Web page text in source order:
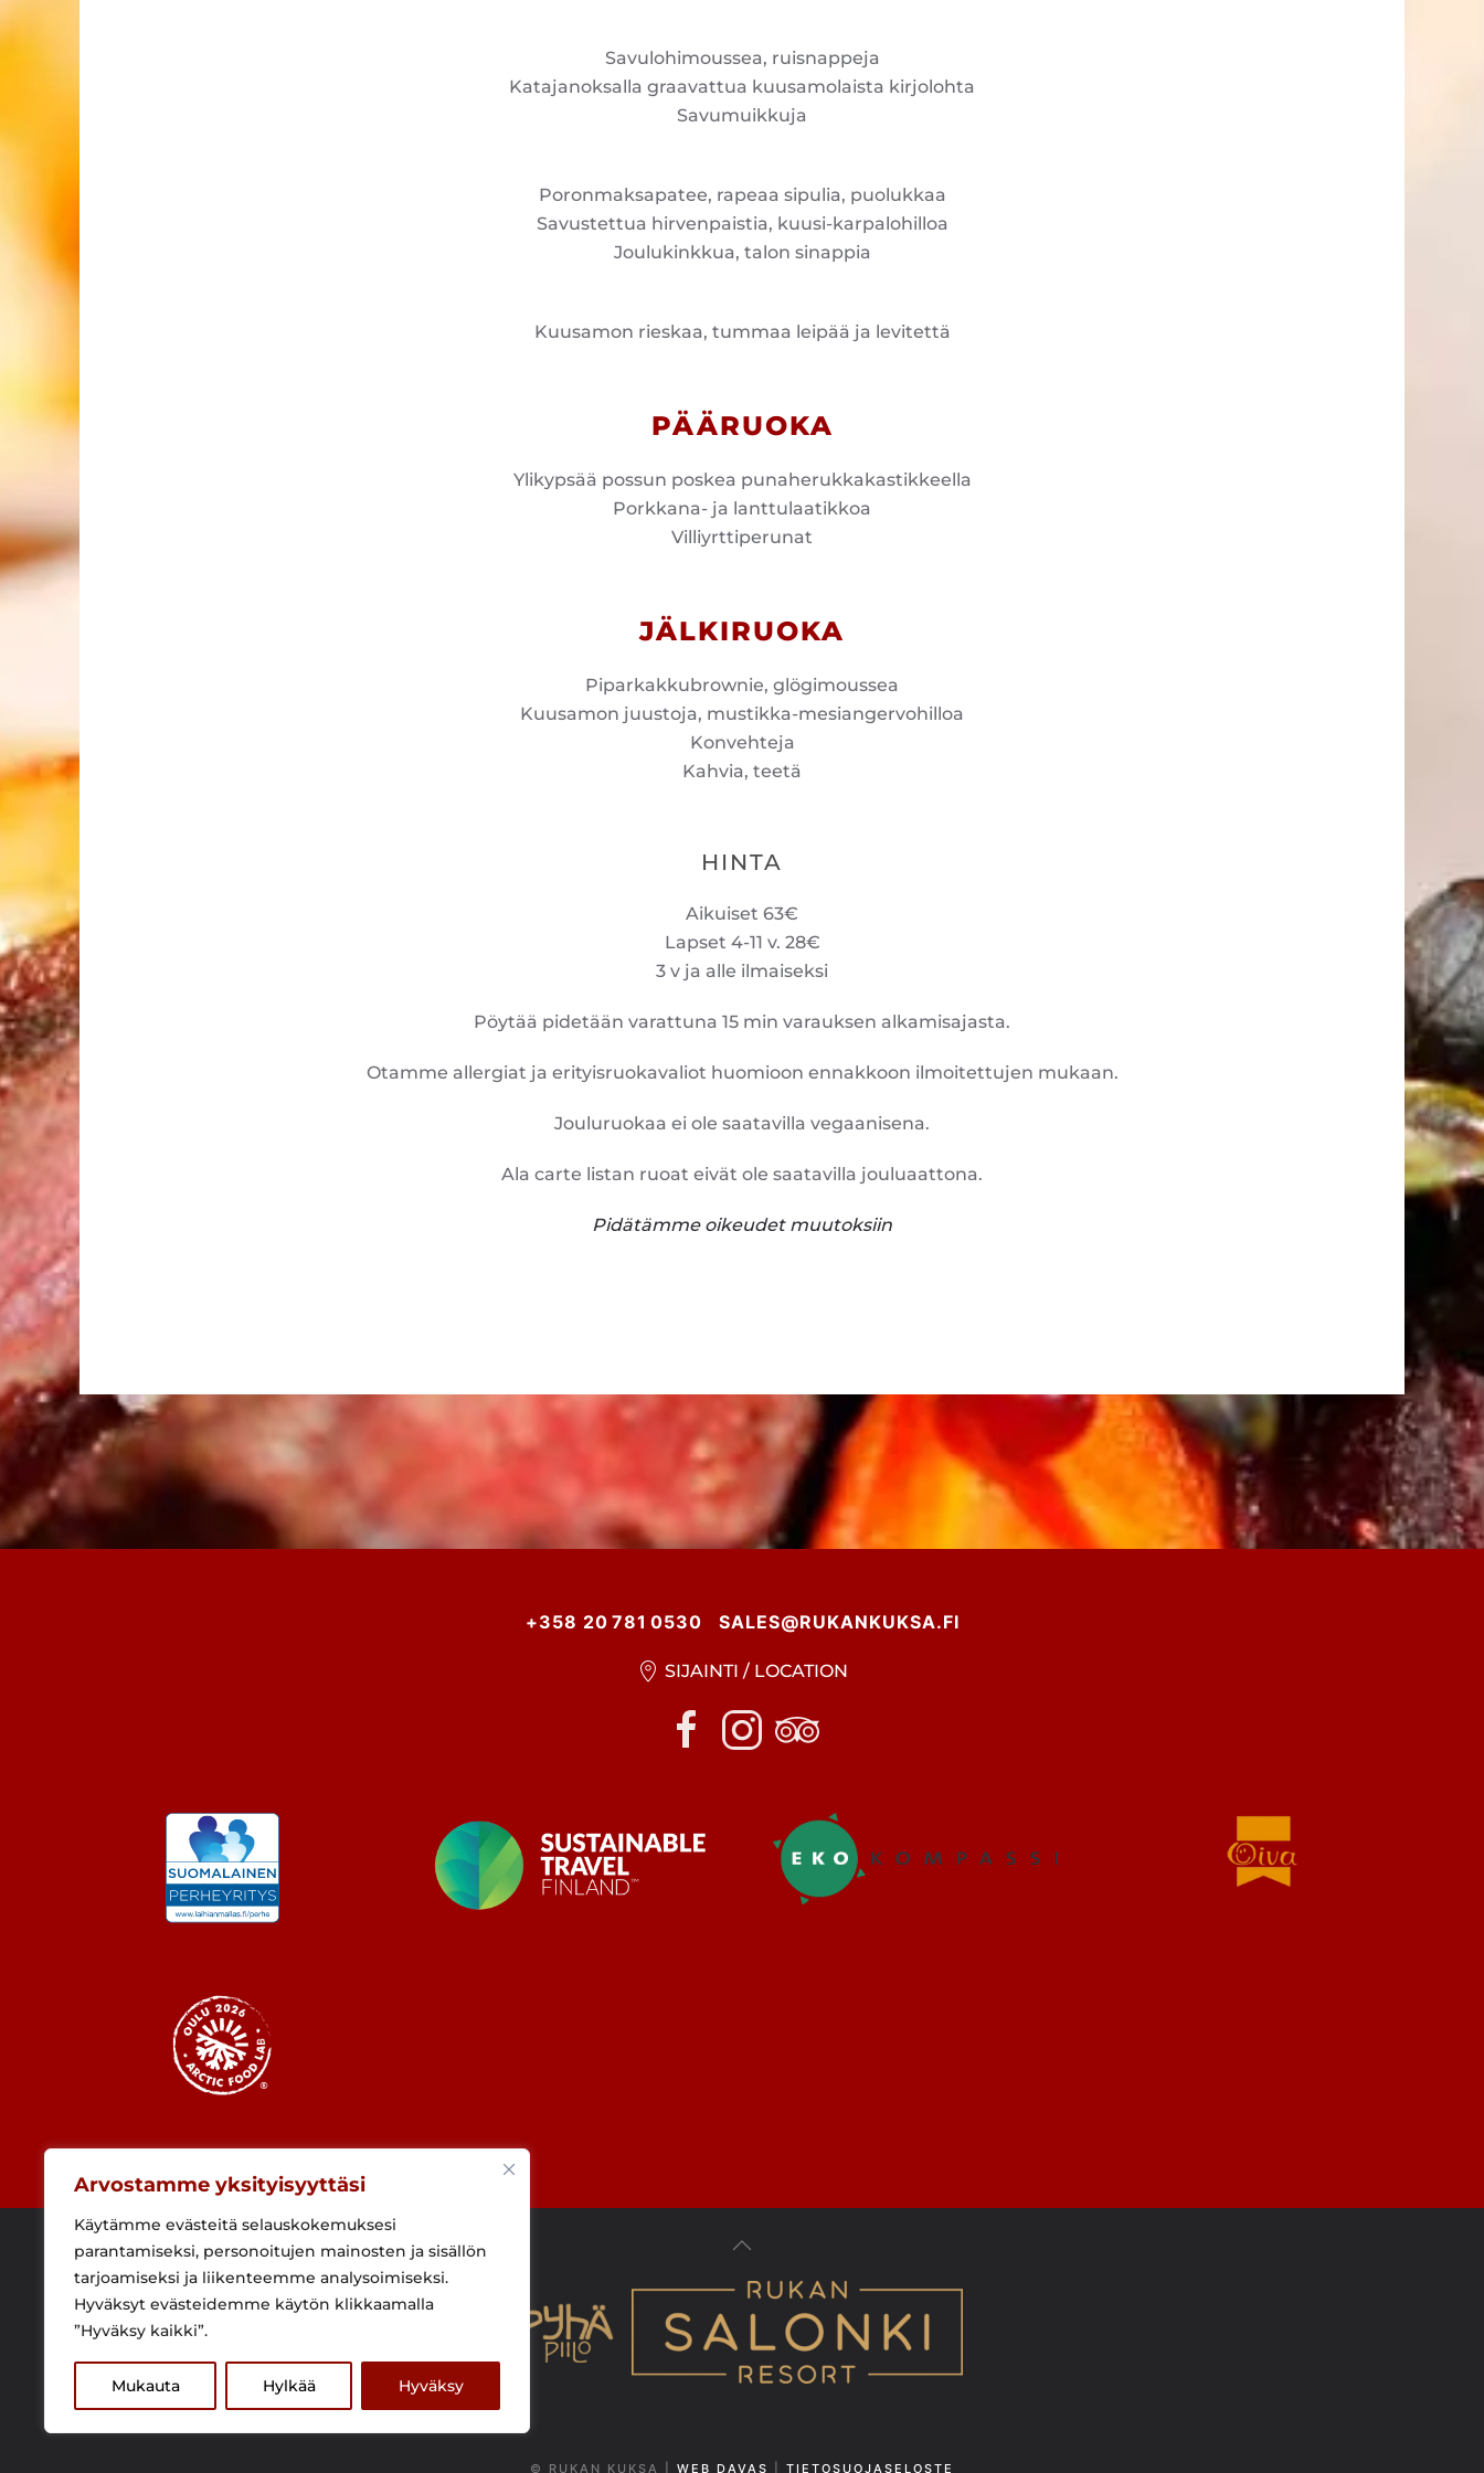
Arvostamme yksityisyyttäsi
Käytämme evästeitä selauskokemuksesi
parantamiseksi, personoitujen mainosten ja sisällön
tarjoamiseksi ja liikenteemme analysoimiseksi.
Hyväksyt evästeidemme käytön klikkaamalla
”Hyväksy kaikki”.
Mukauta Hylkää Hyväksy
Savulohimoussea, ruisnappeja
Katajanoksalla graavattua kuusamolaista kirjolohta
Savumuikkuja
Poronmaksapatee, rapeaa sipulia, puolukkaa
Savustettua hirvenpaistia, kuusi-karpalohilloa
Joulukinkkua, talon sinappia
Kuusamon rieskaa, tummaa leipää ja levitettä
PÄÄRUOKA
Ylikypsää possun poskea punaherukkakastikkeella
Porkkana- ja lanttulaatikkoa
Villiyrttiperunat
JÄLKIRUOKA
Piparkakkubrownie, glögimoussea
Kuusamon juustoja, mustikka-mesiangervohilloa
Konvehteja
Kahvia, teetä
HINTA
Aikuiset 63€
Lapset 4-11 v. 28€
3 v ja alle ilmaiseksi
Pöytää pidetään varattuna 15 min varauksen alkamisajasta.
Otamme allergiat ja erityisruokavaliot huomioon ennakkoon ilmoitettujen mukaan.
Jouluruokaa ei ole saatavilla vegaanisena.
Ala carte listan ruoat eivät ole saatavilla jouluaattona.
Pidätämme oikeudet muutoksiin
+358 20 781 0530 SALES@RUKANKUKSA.FI
SIJAINTI / LOCATION
© RUKAN KUKSA | WEB DAVAS TIETOSUOJASELOSTE